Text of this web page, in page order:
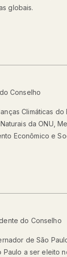
globais.
Conselho
Climáticas
da ONU,
Econômico e
do Conselho
de São
a ser eleito